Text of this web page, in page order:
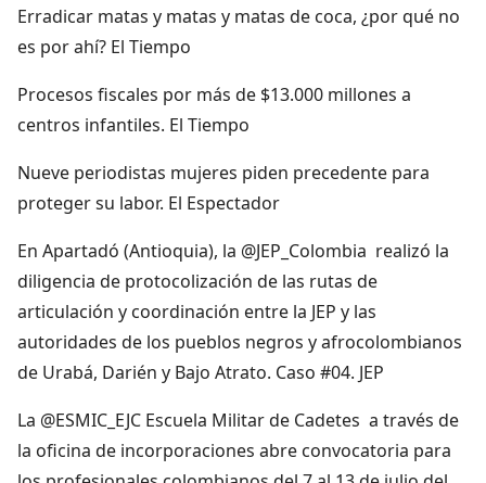
Erradicar matas y matas y matas de coca, ¿por qué no
es por ahí? El Tiempo
Procesos fiscales por más de $13.000 millones a
centros infantiles. El Tiempo
Nueve periodistas mujeres piden precedente para
proteger su labor. El Espectador
En Apartadó (Antioquia), la @JEP_Colombia realizó la
diligencia de protocolización de las rutas de
articulación y coordinación entre la JEP y las
autoridades de los pueblos negros y afrocolombianos
de Urabá, Darién y Bajo Atrato. Caso #04. JEP
La @ESMIC_EJC Escuela Militar de Cadetes a través de
la oficina de incorporaciones abre convocatoria para